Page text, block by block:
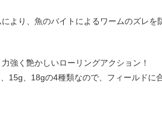
より、魚のバイトによるワームのズレを
強く艶かしいローリングアクション！
15g、18gの4種類なので、フィールドに